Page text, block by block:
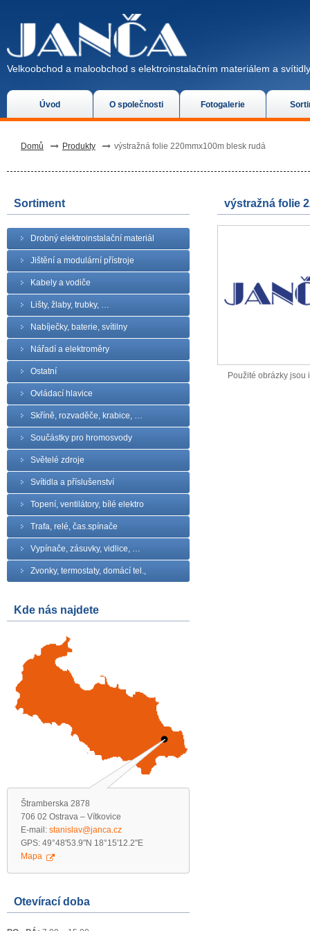
Úvod O společnosti Fotogalerie
Velkoobchod a maloobchod s elektroinstalačním materiálem a
Domů Produkty výstražná folie 220mmx100m blesk rudá
Sortiment
Drobný elektroinstalační materiál
Jištění a modulární přístroje
Kabely a vodiče
Lišty, žlaby, trubky, …
Nabíječky, baterie, svítilny
Nářadí a elektroměry
Ostatní
Ovládací hlavice
Skříně, rozvaděče, krabice, …
Součástky pro hromosvody
Světelé zdroje
Svítidla a příslušenství
Topení, ventilátory, bílé elektro
Trafa, relé, čas.spínače
Vypínače, zásuvky, vidlice, …
Zvonky, termostaty, domácí tel.,
Kde nás najdete
Štramberska 2878
706 02 Ostrava – Vítkovice
E-mail: stanislav@janca.cz
GPS: 49°48'53.9"N 18°15'12.2"E
Mapa
Otevírací doba
výstražná folie
Použité obrázky jsou